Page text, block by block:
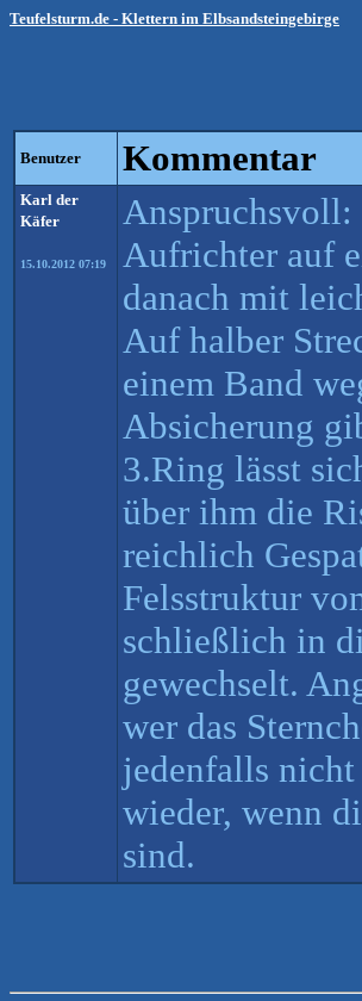
Teufelsturm.de - Klettern im Elbsandsteingebirge
Benutzer Kommentar
Karl der
Käfer
15.10.2012 07:19
Anspruchsvoll:
Aufrichter auf
danach mit
Auf halber
einem Band
Absicherung
3.Ring lässt
über ihm die
reichlich
Felsstruktur
schließlich in
gewechselt.
wer das
jedenfalls
wieder, wenn
sind.